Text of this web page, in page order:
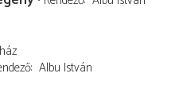
Albu István